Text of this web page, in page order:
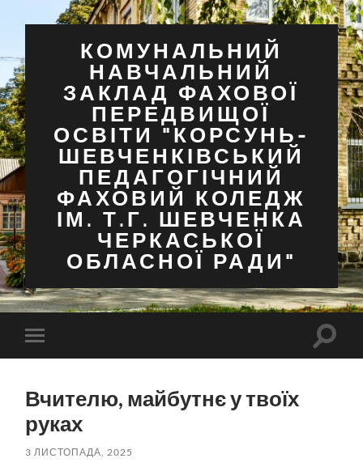
КОМУНАЛЬНИЙ
НАВЧАЛЬНИЙ
ЗАКЛАД ФАХОВОЇ
ПЕРЕДВИЩОЇ
ОСВІТИ "КОРСУНЬ-
ШЕВЧЕНКІВСЬКИЙ
ПЕДАГОГІЧНИЙ
ФАХОВИЙ КОЛЕДЖ
ІМ. Т.Г. ШЕВЧЕНКА
ЧЕРКАСЬКОЇ
ОБЛАСНОЇ РАДИ"
Перемкнути
мобільне
Вчителю, майбутнє у твоїх
руках
3 ЛИСТОПАДА, 2025